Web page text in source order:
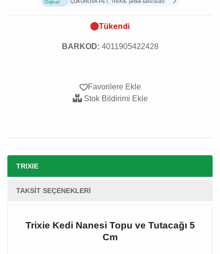
Orijinal
ÇUKUROVA PET, TRIXIE yetkili satıcısıdır.
Tükendi
BARKOD: 4011905422428
Favorilere Ekle
Stok Bildirimi Ekle
TRIXIE
TAKSIT SEÇENEKLERI
Trixie Kedi Nanesi Topu ve Tutacağı 5
Cm